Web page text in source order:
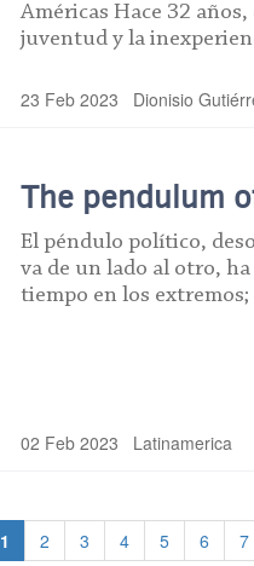
Américas Hace 32
juventud y la
23 Feb 2023 Dionisio
The pendulum
El péndulo político,
va de un lado al otro,
tiempo en los
02 Feb 2023 Latinamerica
Current page
1 Page
2 Page
3 Page
4 Page
5 Page
6 7